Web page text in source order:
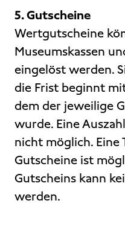
5. Gutscheine
Wertgutscheine
Museumskassen
eingelöst werden.
die Frist beginnt
dem der jeweilige
wurde. Eine
nicht möglich. Eine
Gutscheine ist
Gutscheins kann
werden.